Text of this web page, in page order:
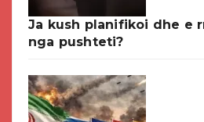
Ja kush planifikoi dhe e
nga pushteti?